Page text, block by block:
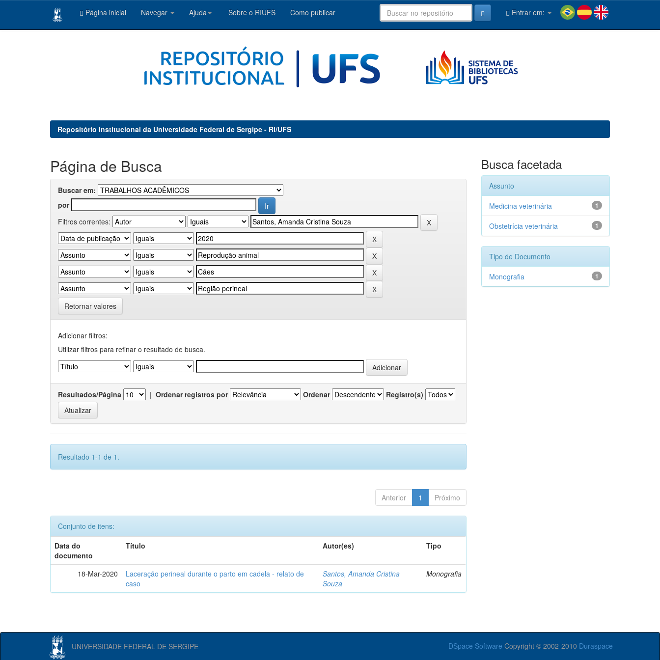
Página inicial Navegar Ajuda Sobre o RIUFS Como publicar Entrar em:
Repositório Institucional da Universidade Federal de Sergipe - RI/UFS
Página de Busca
Buscar em:
por
Filtros correntes:
Retornar valores
Adicionar filtros:
Utilizar filtros para refinar o resultado de busca.
Resultados/Página | Ordenar registros por Ordenar Registro(s)
Resultado 1-1 de 1.
Anterior 1 Próximo
Conjunto de itens:
Data do
documento
Título Autor(es) Tipo
18-Mar-2020
Laceração perineal durante o parto em cadela - relato de
caso
Santos, Amanda Cristina
Souza
Monografia
Busca facetada
Assunto
1
Medicina veterinária
1
Obstetrícia veterinária
Tipo de Documento
1
Monografia
UNIVERSIDADE FEDERAL DE SERGIPE DSpace Software Copyright © 2002-2010 Duraspace